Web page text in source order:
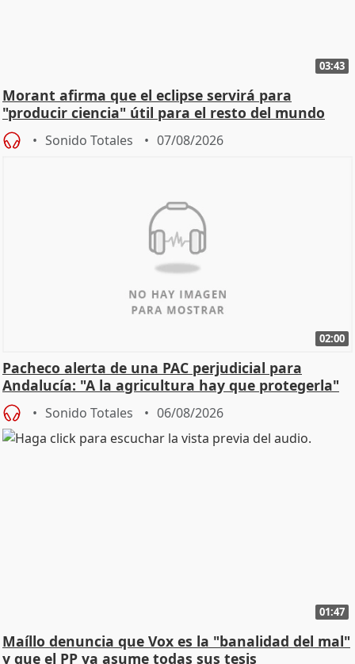
03:43
Morant afirma que el eclipse servirá para
"producir ciencia" útil para el resto del mundo
Sonido Totales 07/08/2026
02:00
Pacheco alerta de una PAC perjudicial para
Andalucía: "A la agricultura hay que protegerla"
Sonido Totales 06/08/2026
01:47
Maíllo denuncia que Vox es la "banalidad del mal"
y que el PP ya asume todas sus tesis